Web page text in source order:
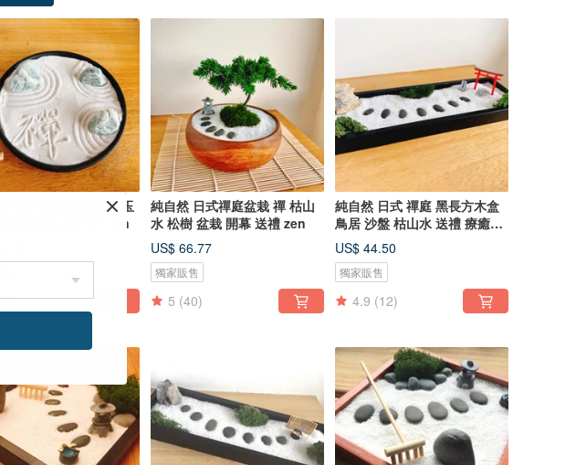
日式 禪庭 黑圓沙盤 玉
細沙 枯山水 DIY zen
純自然 日式禪庭盆栽 禪 枯山
水 松樹 盆栽 開幕 送禮 zen
US$ 66.77
獨家販售
5 (40)
純自然 日式 禪庭 黑長方木盒
鳥居 沙盤 枯山水 送禮 療癒
zen
US$ 44.50
獨家販售
4.9 (12)